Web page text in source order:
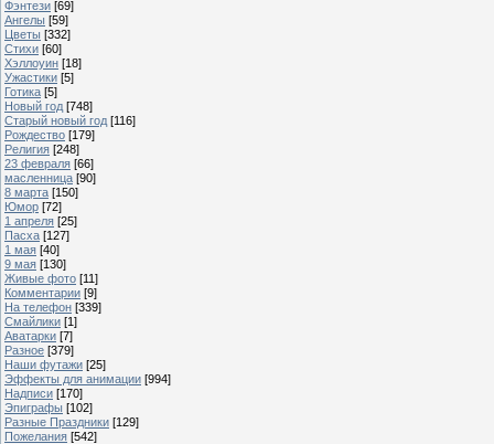
Фэнтези [69]
Ангелы [59]
Цветы [332]
Стихи [60]
Хэллоуин [18]
Ужастики [5]
Готика [5]
Новый год [748]
Старый новый год [116]
Рождество [179]
Религия [248]
23 февраля [66]
масленница [90]
8 марта [150]
Юмор [72]
1 апреля [25]
Пасха [127]
1 мая [40]
9 мая [130]
Живые фото [11]
Комментарии [9]
На телефон [339]
Смайлики [1]
Аватарки [7]
Разное [379]
Наши футажи [25]
Эффекты для анимации [994]
Надписи [170]
Эпиграфы [102]
Разные Праздники [129]
Пожелания [542]